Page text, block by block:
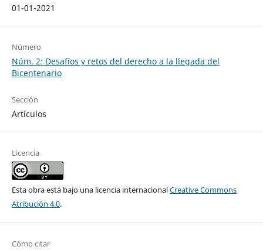
01-01-2021
Número
Núm. 2: Desafíos y retos del derecho a la llegada del
Bicentenario
Sección
Artículos
Licencia
Esta obra está bajo una licencia internacionalCreative Commons
Atribución 4.0.
Cómo citar